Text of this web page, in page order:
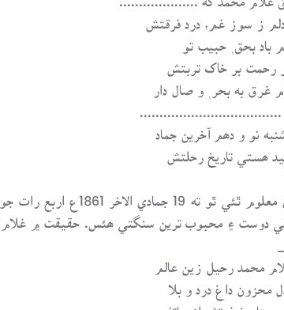
ز سوز غم، درد فرقتش
باد بحق ٖ حبيب تو
رحمت بر خاک تربتش
غرق به بحر ٖ و صال دار
....................................
نو و دھم آخرين جماد
ھستي تاريخ رحلتش
مقطع مان معلوم
دلي دوست ۽ محبوب ترين سنگتي ھئس. حقيقت ۾
محمد رحيل زين عالم
دل محزون داغ درد و بلا
بتاريخ فوتش از ھاتف